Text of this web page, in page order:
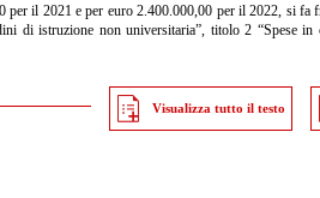
il 2021 e per euro 2.400.000,00 per il 2022, si fa
di istruzione non universitaria”, titolo 2 “Spese in
Visualizza tutto il testo